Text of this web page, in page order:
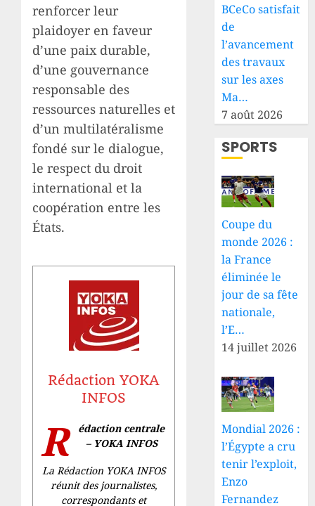
renforcer leur
plaidoyer en faveur
d’une paix durable,
d’une gouvernance
responsable des
ressources naturelles et
d’un multilatéralisme
fondé sur le dialogue,
le respect du droit
international et la
coopération entre les
États.
Rédaction YOKA
INFOS
R
édaction centrale
– YOKA INFOS
La Rédaction YOKA INFOS
réunit des journalistes,
correspondants et
BCeCo satisfait
de
l’avancement
des travaux
sur les axes
Ma…
7 août 2026
SPORTS
Coupe du
monde 2026 :
la France
éliminée le
jour de sa fête
nationale,
l’E…
14 juillet 2026
Mondial 2026 :
l’Égypte a cru
tenir l’exploit,
Enzo
Fernandez